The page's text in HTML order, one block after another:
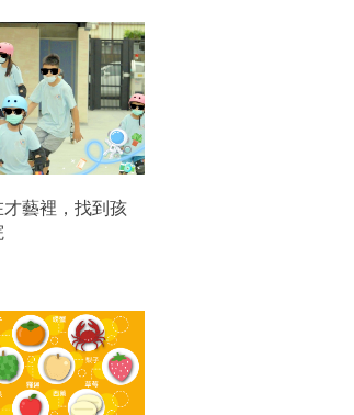
才藝裡，找到孩